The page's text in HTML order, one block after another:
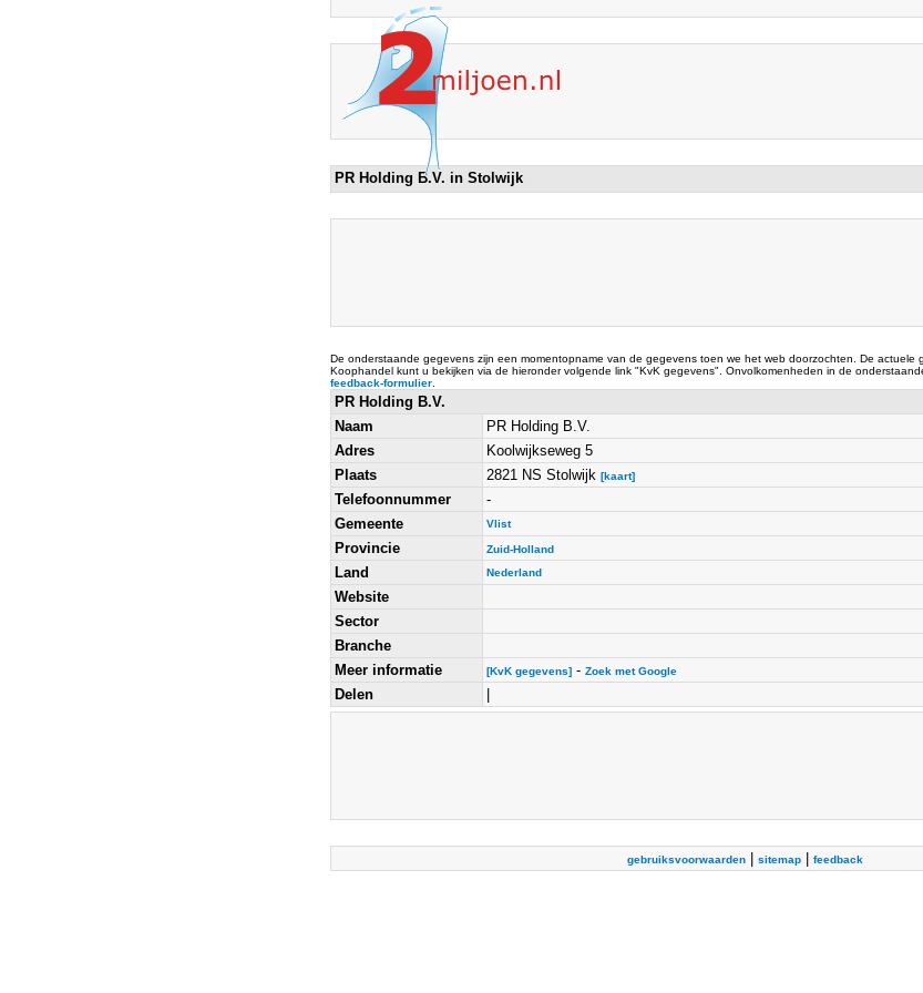
PR Holding B.V. in Stolwijk
De onderstaande gegevens zijn een momentopname van de gegevens toen we het web doorzochten. De actuele
Koophandel kunt u bekijken via de hieronder volgende link "KvK gegevens". Onvolkomenheden in de
feedback-formulier.
PR Holding B.V.
Naam
PR Holding B.V.
Adres
Koolwijkseweg 5
Plaats
2821 NS Stolwijk [kaart]
Telefoonnummer
-
Gemeente
Vlist
Provincie Zuid-Holland
Land Nederland
Website
Sector
Branche
Meer informatie
[KvK gegevens]- Zoek met Google
Delen
gebruiksvoorwaarden| sitemap| feedback